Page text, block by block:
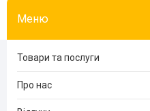
Товари та послуги
Про нас